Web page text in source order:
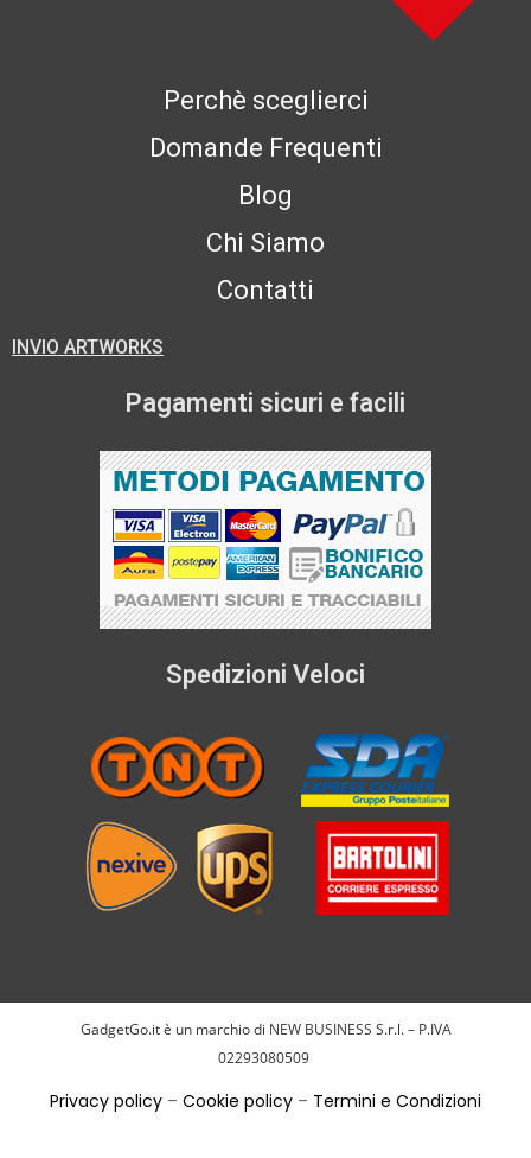
Perchè sceglierci
Domande Frequenti
Blog
Chi Siamo
Contatti
INVIO ARTWORKS
Pagamenti sicuri e facili
Spedizioni Veloci
GadgetGo.it è un marchio di NEW BUSINESS S.r.l. – P.IVA
02293080509
Privacy policy – Cookie policy – Termini e Condizioni